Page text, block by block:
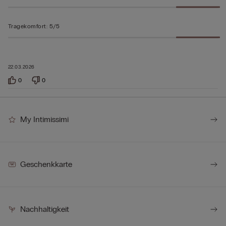
22.03.2026
Tragekomfort: 5/5
0 0
My Intimissimi
Geschenkkarte
Nachhaltigkeit